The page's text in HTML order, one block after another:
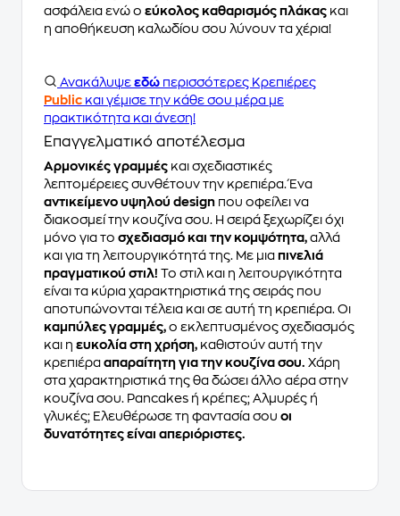
ασφάλεια ενώ ο εύκολος καθαρισμός πλάκας και
η αποθήκευση καλωδίου σου λύνουν τα χέρια!
Ανακάλυψε εδώ περισσότερες Κρεπιέρες
Public και γέμισε την κάθε σου μέρα με
πρακτικότητα και άνεση!
Επαγγελματικό αποτέλεσμα
Αρμονικές γραμμές και σχεδιαστικές
λεπτομέρειες συνθέτουν την κρεπιέρα. Ένα
αντικείμενο υψηλού design που οφείλει να
διακοσμεί την κουζίνα σου. Η σειρά ξεχωρίζει όχι
μόνο για το σχεδιασμό και την κομψότητα, αλλά
και για τη λειτουργικότητά της. Με μια πινελιά
πραγματικού στιλ! Το στιλ και η λειτουργικότητα
είναι τα κύρια χαρακτηριστικά της σειράς που
αποτυπώνονται τέλεια και σε αυτή τη κρεπιέρα. Οι
καμπύλες γραμμές, ο εκλεπτυσμένος σχεδιασμός
και η ευκολία στη χρήση, καθιστούν αυτή την
κρεπιέρα απαραίτητη για την κουζίνα σου. Χάρη
στα χαρακτηριστικά της θα δώσει άλλο αέρα στην
κουζίνα σου. Pancakes ή κρέπες; Αλμυρές ή
γλυκές; Ελευθέρωσε τη φαντασία σου οι
δυνατότητες είναι απεριόριστες.